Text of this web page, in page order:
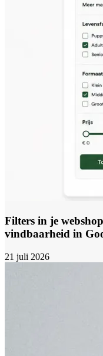
Filters in je
vindbaarheid in
21 juli 2026